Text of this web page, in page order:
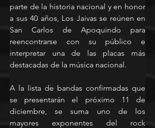
parte de la historia nacional y en honor
a sus 40 años, Los Jaivas se reúnen en
San Carlos de Apoquindo para
reencontrarse con su público e
interpretar una de las placas más
destacadas de la música nacional.
A la lista de bandas confirmadas que
se presentarán el próximo 11 de
diciembre, se suma uno de los
mayores exponentes del rock